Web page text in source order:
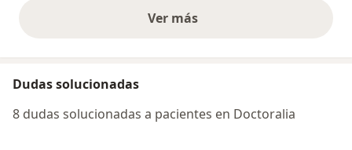
Ver másopiniones anteriores
Dudas solucionadas
8 dudas solucionadas a pacientes en Doctoralia